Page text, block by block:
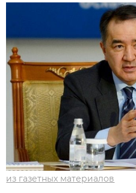
из газетных материалов